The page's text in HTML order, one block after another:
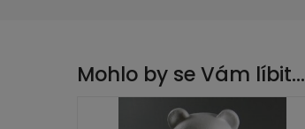
Mohlo by se Vám líbit…